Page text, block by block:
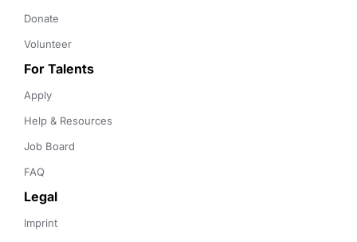
Donate
Volunteer
For Talents
Apply
Help & Resources
Job Board
FAQ
Legal
Imprint